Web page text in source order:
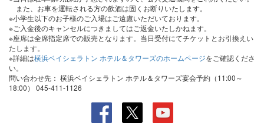
また、お車を運転される方の飲酒は固くお断りいたします。
※小学生以下のお子様のご入場はご遠慮いただいております。
※ご入金後のキャンセルにつきましてはご返金いたしかねます。
※座席は全席指定席での販売となります。当日受付にてチケットとお引換えい
たします。
※詳細は横浜ベイシェラトン ホテル＆タワーズのホームページをご確認くださ
い。
問い合わせ先： 横浜ベイシェラトン ホテル＆タワーズ宴会予約（11:00～
18:00） 045-411-1126